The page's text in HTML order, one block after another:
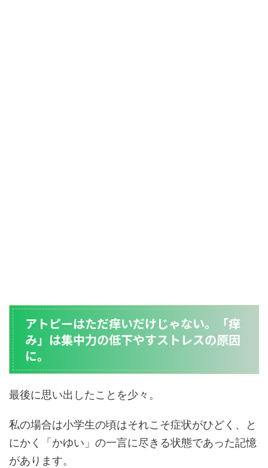
アトピーはただ痒いだけじゃない。「痒
み」は集中力の低下やすストレスの原因
に。
最後に思い出したことを少々。
私の場合は小学生の頃はそれこそ症状がひどく、と
にかく「かゆい」の一言に尽きる状態であった記憶
があります。